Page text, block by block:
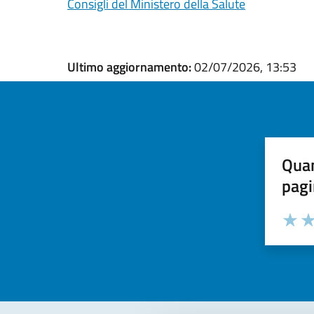
Consigli del Ministero della Salute
Ultimo aggiornamento:02/07/2026, 13:53
Valuta